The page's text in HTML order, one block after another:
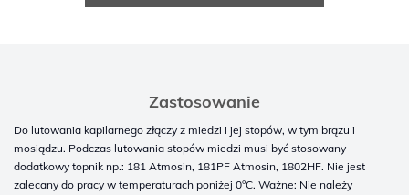
Zastosowanie
Do lutowania kapilarnego złączy z miedzi i jej stopów, w tym brązu i
mosiądzu. Podczas lutowania stopów miedzi musi być stosowany
dodatkowy topnik np.: 181 Atmosin, 181PF Atmosin, 1802HF. Nie jest
zalecany do pracy w temperaturach poniżej 0°C. Ważne: Nie należy